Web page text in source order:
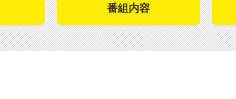
番組内容